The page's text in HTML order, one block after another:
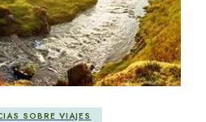
SOBRE VIAJES